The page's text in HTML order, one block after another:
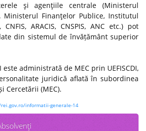
şi agenţiile centrale (Ministerul
Ministerul Finanţelor Publice, Institutul
ARACIS, CNSPIS, ANC etc.) pot
din sistemul de învățământ superior
administrată de MEC prin UEFISCDI,
juridică aflată în subordinea
Cercetării (MEC).
informatii-generale-14